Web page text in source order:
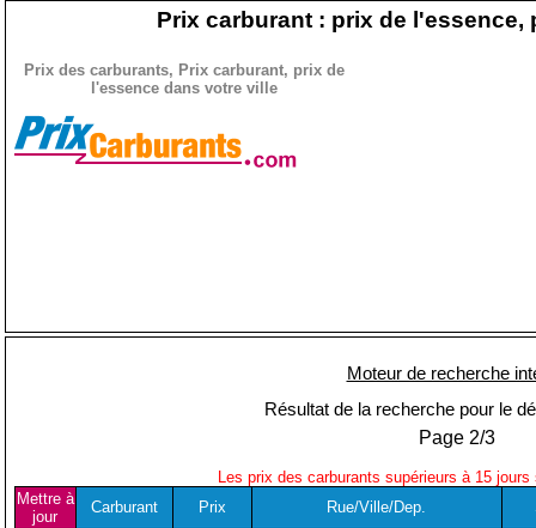
Prix carburant : prix de
Prix des carburants, Prix carburant, prix de
l'essence dans votre ville
Moteur de recherche
Résultat de la recherche pour le
Page 2/3
Les prix des carburants supérieurs à 15
Mettre à
jour
Carburant Prix Rue/Ville/Dep.